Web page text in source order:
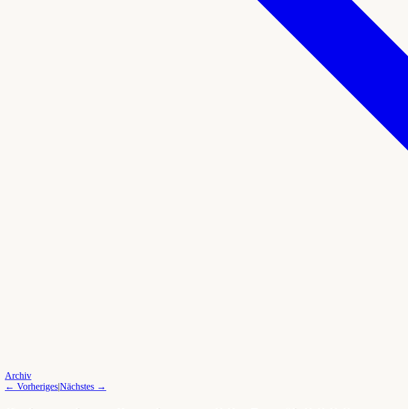
Archiv
← Vorheriges|Nächstes →